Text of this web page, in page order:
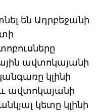
են Ադրբեջանի
ավտոկայանի
կլինի
ավտոկայանի
կետը կլինի